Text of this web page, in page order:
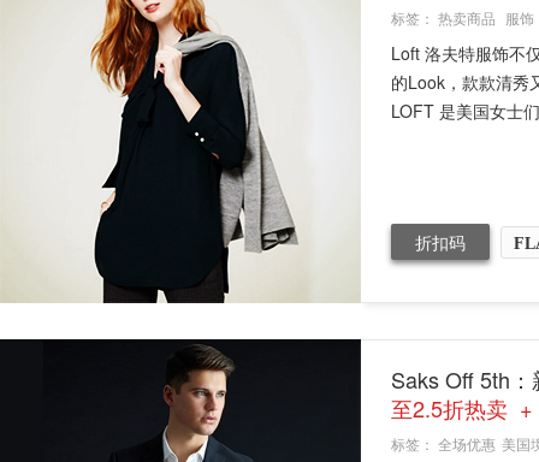
标签： 热卖商品 服饰
Loft 洛夫特服饰不
的Look，款款清秀
LOFT 是美国女士
折扣码
Saks Off 5th
至2.5折热卖 +
标签： 全场优惠 美国